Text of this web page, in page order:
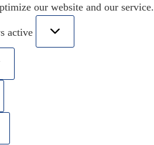
our website and our service.
active